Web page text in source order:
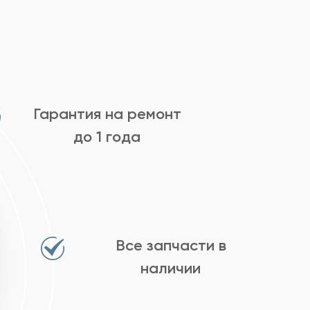
Гарантия на ремонт
до 1 года
Все запчасти в
наличии